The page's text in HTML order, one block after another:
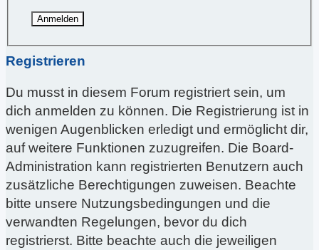
Registrieren
Du musst in diesem Forum registriert sein, um
dich anmelden zu können. Die Registrierung ist in
wenigen Augenblicken erledigt und ermöglicht dir,
auf weitere Funktionen zuzugreifen. Die Board-
Administration kann registrierten Benutzern auch
zusätzliche Berechtigungen zuweisen. Beachte
bitte unsere Nutzungsbedingungen und die
verwandten Regelungen, bevor du dich
registrierst. Bitte beachte auch die jeweiligen